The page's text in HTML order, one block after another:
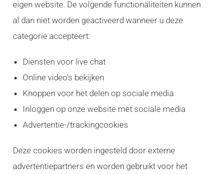
eigen website. De volgende functionaliteiten kunnen
al dan niet worden geactiveerd wanneer u deze
categorie accepteert:
Diensten voor live chat
Online video's bekijken
Knoppen voor het delen op sociale media
Inloggen op onze website met sociale media
Advertentie-/trackingcookies
Deze cookies worden ingesteld door externe
advertentiepartners en worden gebruikt voor het